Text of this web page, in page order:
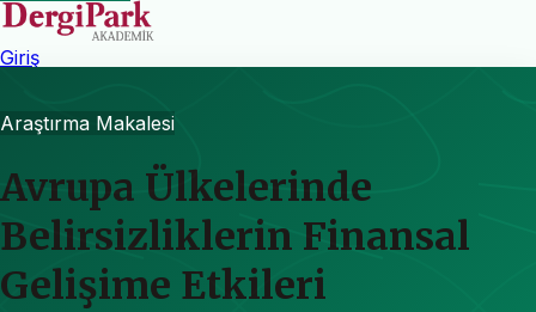
Giriş
Araştırma Makalesi
Avrupa Ülkelerinde
Belirsizliklerin Finansal
Gelişime Etkileri